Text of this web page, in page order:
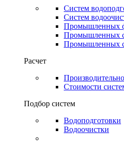
Систем
Систем
Промышленных
Промышленных
Промышленных
Расчет
Стоимости
Подбор систем
Водоподготовки
Водоочистки